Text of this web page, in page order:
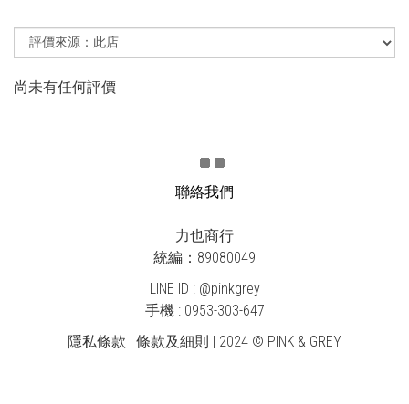
尚未有任何評價
聯絡我們
力也商行
統編：89080049
LINE ID : @pinkgrey
手機 : 0953-303-647
隱私條款 | 條款及細則 | 2024 © PINK & GREY